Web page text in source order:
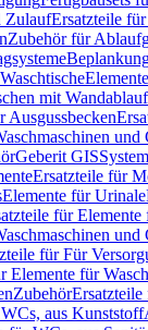
ZulaufErsatzteile
Zubehör für
mit Wandablauf
Ausgussbecken
und
Geberit GIS
Ersatzteile für
Elemente für Urinale
für
und
für Für
Elemente für
Zubehör
aus Kunststoff